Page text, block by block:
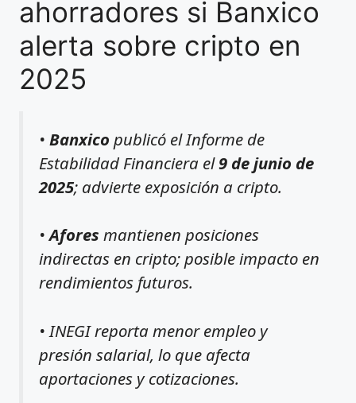
ahorradores si Banxico
alerta sobre cripto en
2025
• Banxico publicó el Informe de
Estabilidad Financiera el9 de junio de
2025; advierte exposición a cripto.
•Afores mantienen posiciones
indirectas en cripto; posible impacto en
rendimientos futuros.
• INEGI reporta menor empleo y
presión salarial, lo que afecta
aportaciones y cotizaciones.